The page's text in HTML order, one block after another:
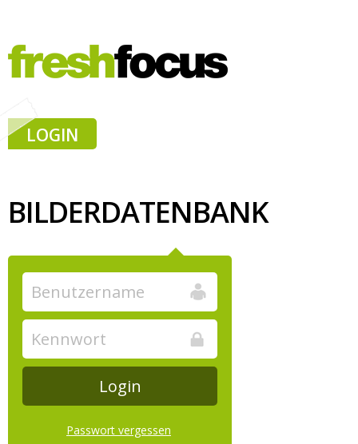
LOGIN
BILDERDATENBANK
Passwort vergessen